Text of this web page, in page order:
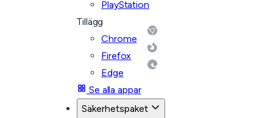
PlayStation
Tillägg
Chrome
Firefox
Edge
Se alla appar
Säkerhetspaket